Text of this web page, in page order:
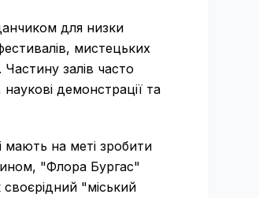
для низки
мистецьких
Частину залів часто
демонстрації та
на меті зробити
"Флора Бургас"
"міський